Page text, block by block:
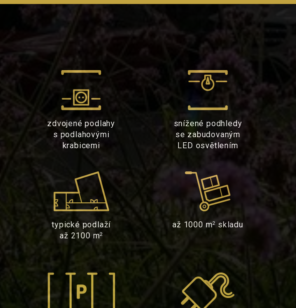
zdvojené podlahy
s podlahovými
krabicemi
snížené podhledy
se zabudovaným
LED osvětlením
typické podlaží
až 2100 m2
až 1000 m2 skladu